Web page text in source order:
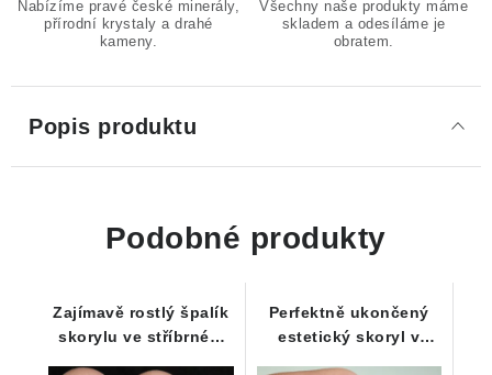
Nabízíme pravé české minerály,
přírodní krystaly a drahé
kameny.
Všechny naše produkty máme
skladem a odesíláme je
obratem.
Popis produktu
Podobné produkty
Zajímavě rostlý špalík
skorylu ve stříbrném
Perfektně ukončený
estetický skoryl v